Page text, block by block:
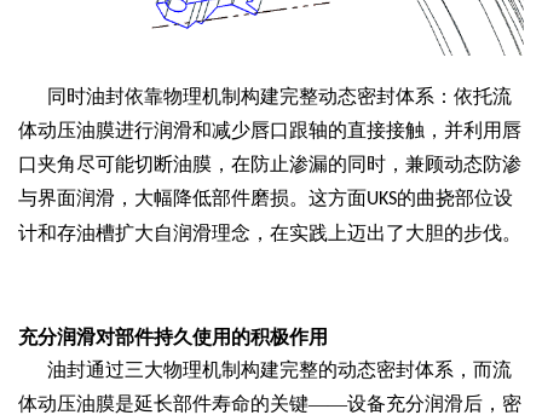
同时油封依靠物理机制构建完整动态密封体系：依托流
体动压油膜进行润滑和减少唇口跟轴的直接接触，并利用唇
口夹角尽可能切断油膜，在防止渗漏的同时，兼顾动态防渗
与界面润滑，大幅降低部件磨损。这方面UKS的曲挠部位设
计和存油槽扩大自润滑理念，在实践上迈出了大胆的步伐。
充分润滑对部件持久使用的积极作用
油封通过三大物理机制构建完整的动态密封体系，而流
体动压油膜是延长部件寿命的关键——设备充分润滑后，密